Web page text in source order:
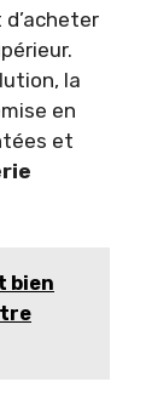
la
en
et
bien